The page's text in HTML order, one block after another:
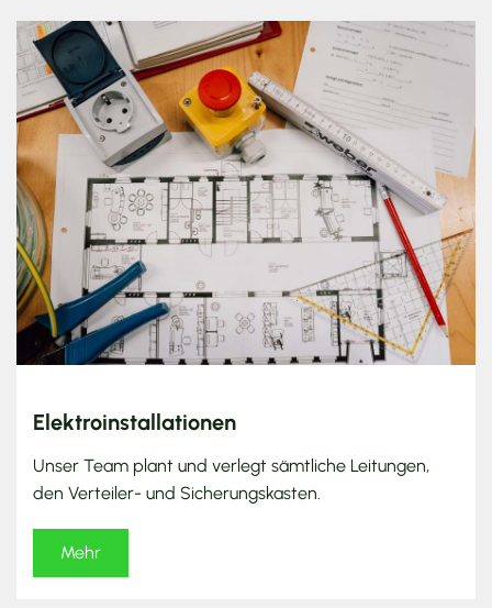
Elektroinstallationen
Unser Team plant und verlegt sämtliche Leitungen,
den Verteiler- und Sicherungskasten.
Mehr